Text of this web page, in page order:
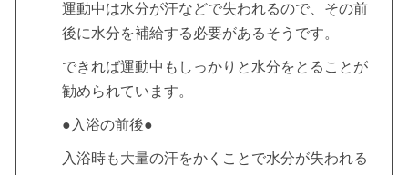
運動中は水分が汗などで失われるので、その前
後に水分を補給する必要があるそうです。
できれば運動中もしっかりと水分をとることが
勧められています。
●入浴の前後●
入浴時も大量の汗をかくことで水分が失われる